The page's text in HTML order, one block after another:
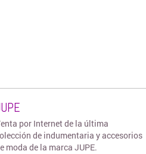
por Internet de la última
de indumentaria y accesorios
moda de la marca JUPE.